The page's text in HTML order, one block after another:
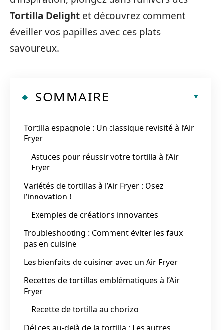
Tortilla Delight et découvrez comment
éveiller vos papilles avec ces plats
savoureux.
SOMMAIRE
Tortilla espagnole : Un classique revisité à l’Air
Fryer
Astuces pour réussir votre tortilla à l’Air
Fryer
Variétés de tortillas à l’Air Fryer : Osez
l’innovation !
Exemples de créations innovantes
Troubleshooting : Comment éviter les faux
pas en cuisine
Les bienfaits de cuisiner avec un Air Fryer
Recettes de tortillas emblématiques à l’Air
Fryer
Recette de tortilla au chorizo
Délices au-delà de la tortilla : Les autres